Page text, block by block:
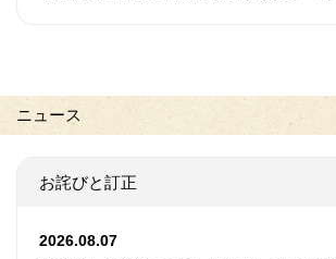
ニュース
お詫びと訂正
2026.08.07